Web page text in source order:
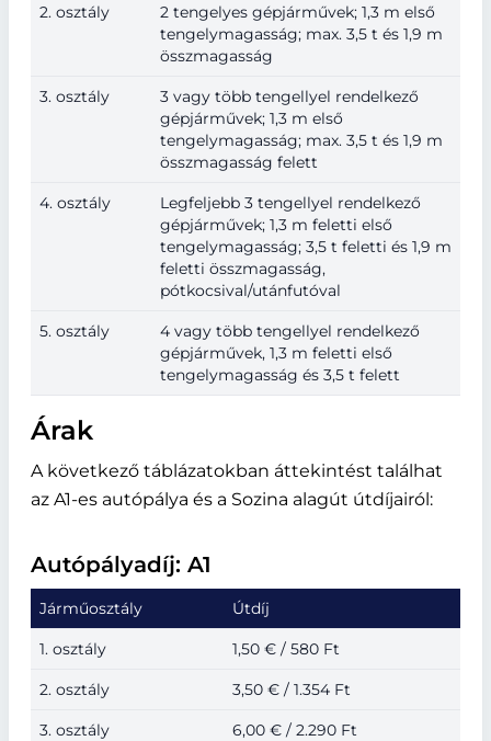
2. osztály
2 tengelyes gépjárművek; 1,3 m első
tengelymagasság; max. 3,5 t és 1,9 m
összmagasság
3. osztály
3 vagy több tengellyel rendelkező
gépjárművek; 1,3 m első
tengelymagasság; max. 3,5 t és 1,9 m
összmagasság felett
4. osztály
Legfeljebb 3 tengellyel rendelkező
gépjárművek; 1,3 m feletti első
tengelymagasság; 3,5 t feletti és 1,9 m
feletti összmagasság,
pótkocsival/utánfutóval
5. osztály
4 vagy több tengellyel rendelkező
gépjárművek, 1,3 m feletti első
tengelymagasság és 3,5 t felett
Árak
A következő táblázatokban áttekintést találhat
az A1-es autópálya és a Sozina alagút útdíjairól:
Autópályadíj: A1
Járműosztály Útdíj
1. osztály 1,50 € / 580 Ft
2. osztály 3,50 € / 1.354 Ft
3. osztály 6,00 € / 2.290 Ft